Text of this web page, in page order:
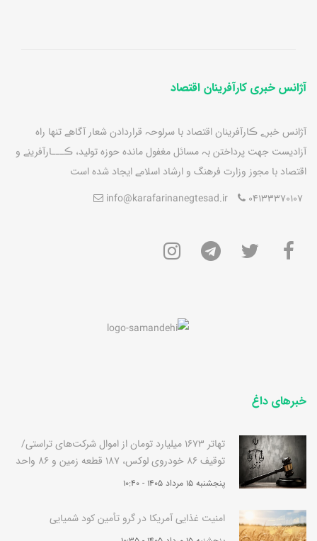
آژانس خبری کارآفرینان اقتصاد
آژانس خبرے ڪارآفرينان اقتصاد با سرلوحہ قراردادن شعار آگاهے تنها راه
آزاديست جهت پرداختن بہ مسائل مغفول مانده حوزه توليد، ڪـــارآفرينے و
اقتصاد با مجوز وزارت فرهنگ و ارشاد اسلامے ايجاد شده است
04133370107
info@karafarinanegtesad.ir
خبرهای داغ
تهاتر 1673 میلیارد تومان از اموال شرکت‌های تراستی/
توقیف 86 خودروی لوکس، 187 قطعه زمین و 86 واحد
آپارتمان قوه قضاییه
پنجشنبه 15 مرداد 1405 - 10:40
امنیت غذایی آمریکا در گرو تأمین کود شمیایی